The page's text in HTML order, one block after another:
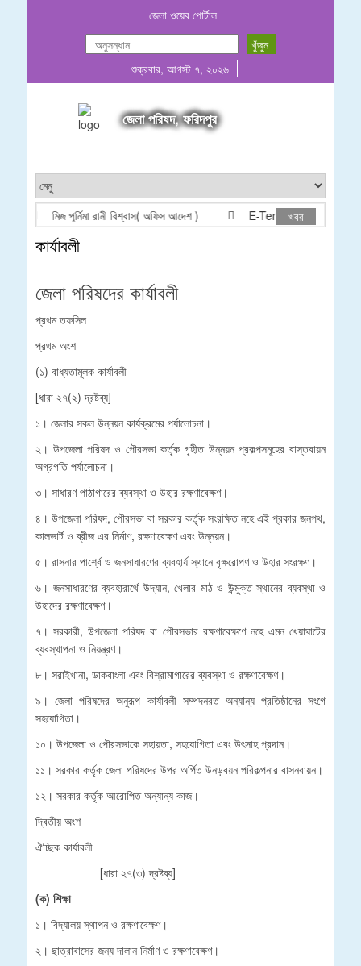
জেলা ওয়েব পোর্টাল
শুক্রবার, আগস্ট ৭, ২০২৬
জেলা পরিষদ, ফরিদপুর
মিজ পূর্নিমা রানী বিশ্বাস( অফিস আদেশ ) E-Tender Notice(OTM):
খবর
কার্যাবলী
জেলা পরিষদের কার্যাবলী
প্রথম তফসিল
প্রথম অংশ
(১) বাধ্যতামূলক কার্যাবলী
[ধারা ২৭(২) দ্রষ্টব্য]
১। জেলার সকল উন্নয়ন কার্যক্রমের পর্যালোচনা।
২। উপজেলা পরিষদ ও পৌরসভা কর্তৃক গৃহীত উন্নয়ন প্রকল্পসমূহের বাস্তবায়ন
অগ্রগতি পর্যালোচনা।
৩। সাধারণ পাঠাগারের ব্যবস্থা ও উহার রক্ষণাবেক্ষণ।
৪। উপজেলা পরিষদ, পৌরসভা বা সরকার কর্তৃক সংরক্ষিত নহে এই প্রকার জনপথ,
কালভার্ট ও ব্রীজ এর নির্মাণ, রক্ষণাবেক্ষণ এবং উন্নয়ন।
৫। রাসনার পার্শ্বে ও জনসাধারণের ব্যবহার্য স্থানে বৃক্ষরোপণ ও উহার সংরক্ষণ।
৬। জনসাধারণের ব্যবহারার্থে উদ্যান, খেলার মাঠ ও উন্মুক্ত স্থানের ব্যবস্থা ও
উহাদের রক্ষণাবেক্ষণ।
৭। সরকারী, উপজেলা পরিষদ বা পৌরসভার রক্ষণাবেক্ষণে নহে এমন খেয়াঘাটের
ব্যবস্থাপনা ও নিয়ন্ত্রণ।
৮। সরাইখানা, ডাকবাংলা এবং বিশ্রামাগারের ব্যবস্থা ও রক্ষণাবেক্ষণ।
৯। জেলা পরিষদের অনুরূপ কার্যাবলী সম্পদনরত অন্যান্য প্রতিষ্ঠানের সংগে
সহযোগিতা।
১০। উপজেলা ও পৌরসভাকে সহায়তা, সহযোগিতা এবং উৎসাহ প্রদান।
১১। সরকার কর্তৃক জেলা পরিষদের উপর অর্পিত উনড়বয়ন পরিকল্পনার বাসনবায়ন।
১২। সরকার কর্তৃক আরোপিত অন্যান্য কাজ।
দ্বিতীয় অংশ
ঐচ্ছিক কার্যাবলী
[ধারা ২৭(৩) দ্রষ্টব্য]
(ক) শিক্ষা
১। বিদ্যালয় স্থাপন ও রক্ষণাবেক্ষণ।
২। ছাত্রাবাসের জন্য দালান নির্মাণ ও রক্ষণাবেক্ষণ।